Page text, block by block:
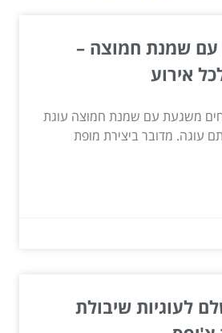
עם שמנת חמוצה –
אירוע
משגעת עם שמנת חמוצה עוגת
עוגה. מדובר ביצירת מופת
לעוגיות שיבולת